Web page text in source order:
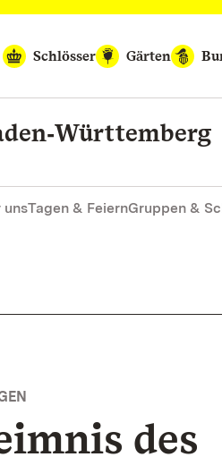
Schlösser
Gärten
unsTagen & FeiernGruppen &
des